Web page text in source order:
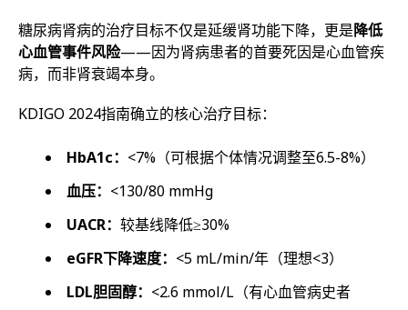
糖尿病肾病的治疗目标不仅是延缓肾功能下降，更是降低
心血管事件风险——因为肾病患者的首要死因是心血管疾
病，而非肾衰竭本身。
KDIGO 2024指南确立的核心治疗目标：
HbA1c： <7%（可根据个体情况调整至6.5-8%）
血压： <130/80 mmHg
UACR： 较基线降低≥30%
eGFR下降速度： <5 mL/min/年（理想<3）
LDL胆固醇： <2.6 mmol/L（有心血管病史者